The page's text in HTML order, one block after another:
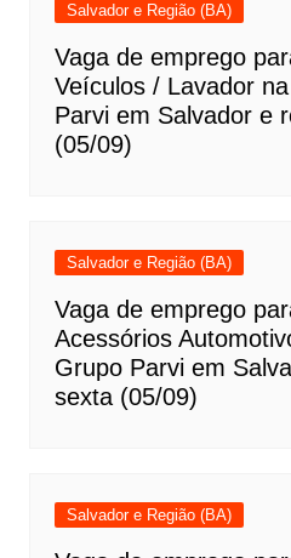
Salvador e Região (BA)
Vaga de emprego
Veículos / Lavador
Parvi em Salvador e
(05/09)
Salvador e Região (BA)
Vaga de emprego
Acessórios
Grupo Parvi em
sexta (05/09)
Salvador e Região (BA)